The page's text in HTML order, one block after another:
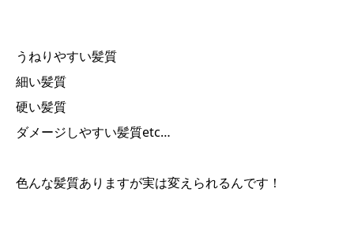
うねりやすい髪質
細い髪質
硬い髪質
ダメージしやすい髪質etc…
色んな髪質ありますが実は変えられるんです！